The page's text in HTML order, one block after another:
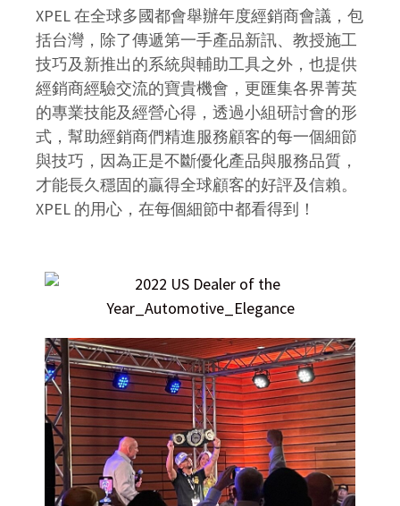
XPEL 在全球多國都會舉辦年度經銷商會議，包
括台灣，除了傳遞第一手產品新訊、教授施工
技巧及新推出的系統與輔助工具之外，也提供
經銷商經驗交流的寶貴機會，更匯集各界菁英
的專業技能及經營心得，透過小組研討會的形
式，幫助經銷商們精進服務顧客的每一個細節
與技巧，因為正是不斷優化產品與服務品質，
才能長久穩固的贏得全球顧客的好評及信賴。
XPEL 的用心，在每個細節中都看得到！